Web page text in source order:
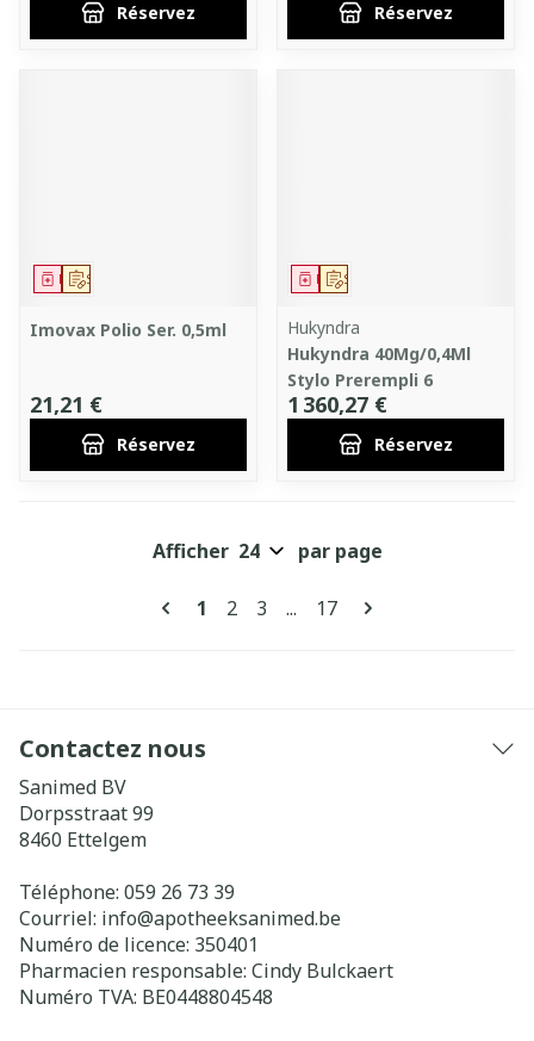
Réservez Réservez
Sur prescription
Médicament
Imovax Polio Ser. 0,5ml
21,21 €
Réservez
Sur prescription
Médicament
Hukyndra
Hukyndra 40Mg/0,4Ml
Stylo Prerempli 6
1 360,27 €
Réservez
Pages
Vous lisez actuellement la page
1 Page
2 Page
3 ... Page
17
Afficher par page
Contactez nous
Sanimed BV
Dorpsstraat 99
8460 Ettelgem
Téléphone: 059 26 73 39
Courriel: info@apotheeksanimed.be
Numéro de licence: 350401
Pharmacien responsable: Cindy Bulckaert
Numéro TVA: BE0448804548